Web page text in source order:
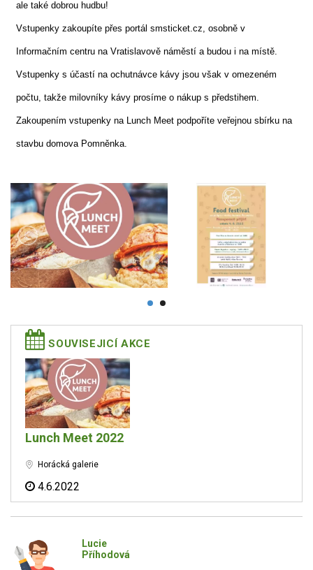
ale také dobrou hudbu!
Vstupenky zakoupíte přes portál smsticket.cz, osobně v
Informačním centru na Vratislavově náměstí a budou i na místě.
Vstupenky s účastí na ochutnávce kávy jsou však v omezeném
počtu, takže milovníky kávy prosíme o nákup s předstihem.
Zakoupením vstupenky na Lunch Meet podpoříte veřejnou sbírku na
stavbu domova Pomněnka.
SOUVISEJICÍ AKCE
Lunch Meet 2022
Horácká galerie
4.6.2022
Lucie
Příhodová